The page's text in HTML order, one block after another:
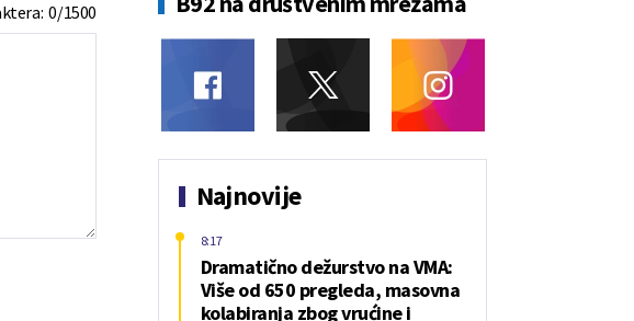
0/1500
Najnovije
Dramatično dežurstvo na VMA:
Više od 650 pregleda, masovna
kolabiranja zbog vrućine i
8:17